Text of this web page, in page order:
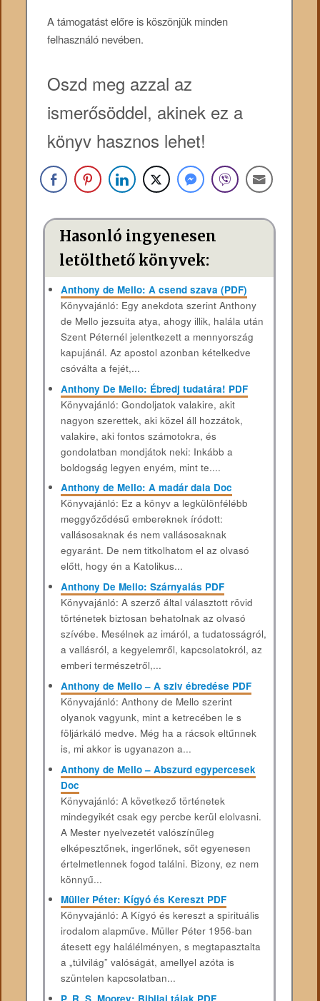
A támogatást előre is köszönjük minden
felhasználó nevében.
Oszd meg azzal az
ismerősöddel, akinek ez a
könyv hasznos lehet!
Hasonló ingyenesen
letölthető könyvek:
Anthony de Mello: A csend szava (PDF)
Könyvajánló: Egy anekdota szerint Anthony
de Mello jezsuita atya, ahogy illik, halála után
Szent Péternél jelentkezett a mennyország
kapujánál. Az apostol azonban kételkedve
csóválta a fejét,...
Anthony De Mello: Ébredj tudatára! PDF
Könyvajánló: Gondoljatok valakire, akit
nagyon szerettek, aki közel áll hozzátok,
valakire, aki fontos számotokra, és
gondolatban mondjátok neki: Inkább a
boldogság legyen enyém, mint te....
Anthony de Mello: A madár dala Doc
Könyvajánló: Ez a könyv a legkülönfélébb
meggyőződésű embereknek íródott:
vallásosaknak és nem vallásosaknak
egyaránt. De nem titkolhatom el az olvasó
előtt, hogy én a Katolikus...
Anthony De Mello: Szárnyalás PDF
Könyvajánló: A szerző által választott rövid
történetek biztosan behatolnak az olvasó
szívébe. Mesélnek az imáról, a tudatosságról,
a vallásról, a kegyelemről, kapcsolatokról, az
emberi természetről,...
Anthony de Mello – A sziv ébredése PDF
Könyvajánló: Anthony de Mello szerint
olyanok vagyunk, mint a ketrecében le s
följárkáló medve. Még ha a rácsok eltűnnek
is, mi akkor is ugyanazon a...
Anthony de Mello – Abszurd egypercesek
Doc
Könyvajánló: A következő történetek
mindegyikét csak egy percbe kerül elolvasni.
A Mester nyelvezetét valószínűleg
elképesztőnek, ingerlőnek, sőt egyenesen
értelmetlennek fogod találni. Bizony, ez nem
könnyű...
Müller Péter: Kígyó és Kereszt PDF
Könyvajánló: A Kígyó és kereszt a spirituális
irodalom alapműve. Müller Péter 1956-ban
átesett egy halálélményen, s megtapasztalta
a „túlvilág” valóságát, amellyel azóta is
szüntelen kapcsolatban...